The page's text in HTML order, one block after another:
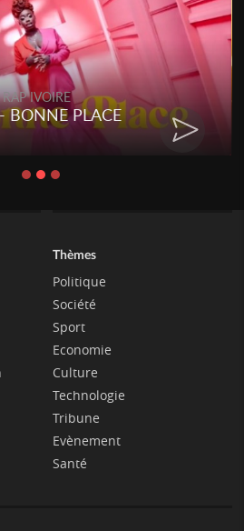
RAP IVOIRE
BONNE PLACE
Thèmes
Politique
Société
Sport
Economie
Culture
Technologie
Tribune
Evènement
Santé